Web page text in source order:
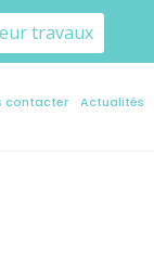
travaux
contacter Actualités
contacter Actualités